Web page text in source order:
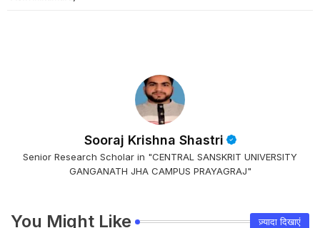
Sooraj Krishna Shastri
Senior Research Scholar in "CENTRAL SANSKRIT UNIVERSITY
GANGANATH JHA CAMPUS PRAYAGRAJ"
You Might Like ज़्यादा दिखाएं